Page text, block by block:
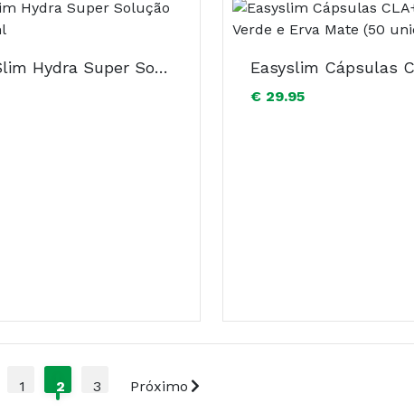
DrenaSlim Hydra Super Solução Oral 600ml
€ 29.95
1 2 3 Próximo